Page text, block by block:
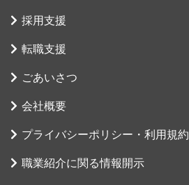
採用支援
転職支援
ごあいさつ
会社概要
プライバシーポリシー・ 利用規約
職業紹介に関る情報開示